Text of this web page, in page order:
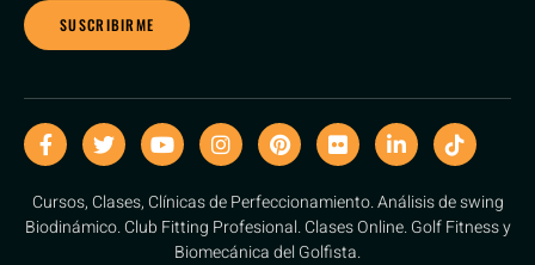
SUSCRIBIRME
Cursos, Clases, Clínicas de Perfeccionamiento. Análisis de swing
Biodinámico. Club Fitting Profesional. Clases Online. Golf Fitness y
Biomecánica del Golfista.